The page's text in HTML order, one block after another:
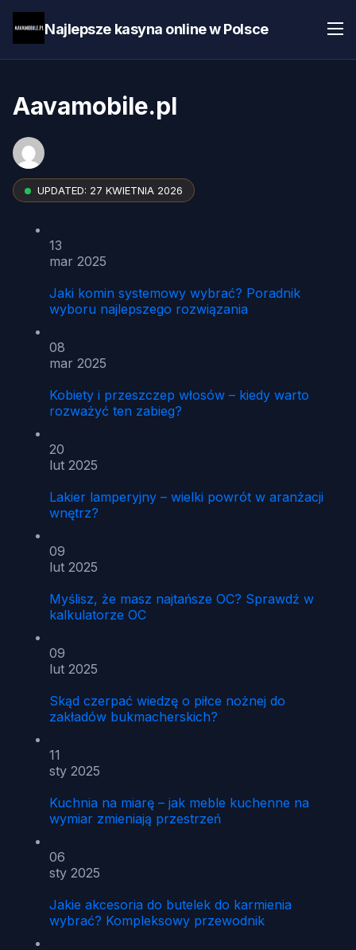
Najlepsze kasyna online w Polsce
Aavamobile.pl
UPDATED: 27 KWIETNIA 2026
13
mar 2025
Jaki komin systemowy wybrać? Poradnik
wyboru najlepszego rozwiązania
08
mar 2025
Kobiety i przeszczep włosów – kiedy warto
rozważyć ten zabieg?
20
lut 2025
Lakier lamperyjny – wielki powrót w aranżacji
wnętrz?
09
lut 2025
Myślisz, że masz najtańsze OC? Sprawdź w
kalkulatorze OC
09
lut 2025
Skąd czerpać wiedzę o piłce nożnej do
zakładów bukmacherskich?
11
sty 2025
Kuchnia na miarę – jak meble kuchenne na
wymiar zmieniają przestrzeń
06
sty 2025
Jakie akcesoria do butelek do karmienia
wybrać? Kompleksowy przewodnik